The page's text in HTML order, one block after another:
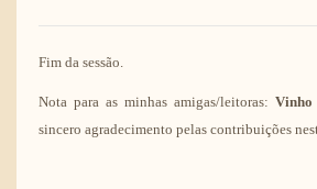
Fim da sessão.
Nota para as minhas amigas/leitoras:
sincero agradecimento pelas contribuições